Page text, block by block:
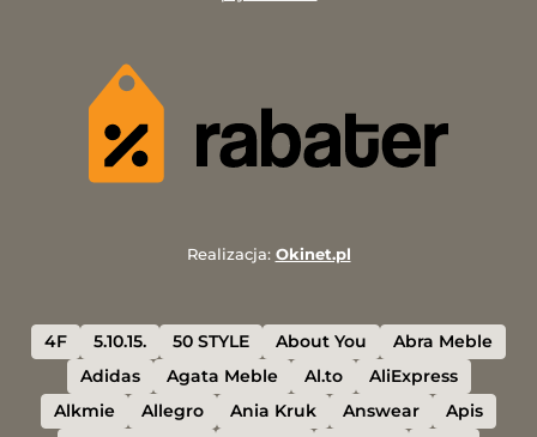
Realizacja: Okinet.pl
4F 5.10.15. 50 STYLE About You
Abra Meble
Adidas
Agata Meble Al.to
AliExpress
Alkmie
Allegro Ania Kruk Answear
Apis